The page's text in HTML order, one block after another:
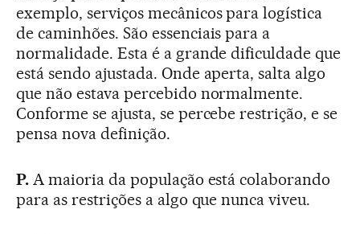
exemplo, serviços mecânicos para logística
de caminhões. São essenciais para a
normalidade. Esta é a grande dificuldade que
está sendo ajustada. Onde aperta, salta algo
que não estava percebido normalmente.
Conforme se ajusta, se percebe restrição, e se
pensa nova definição.
P.A maioria da população está colaborando
para as restrições a algo que nunca viveu.